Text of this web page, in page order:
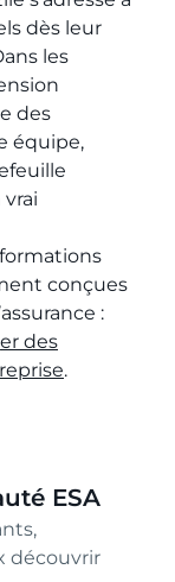
dès leur
les
des
équipe,
conçues
:
des
.
ESA
découvrir